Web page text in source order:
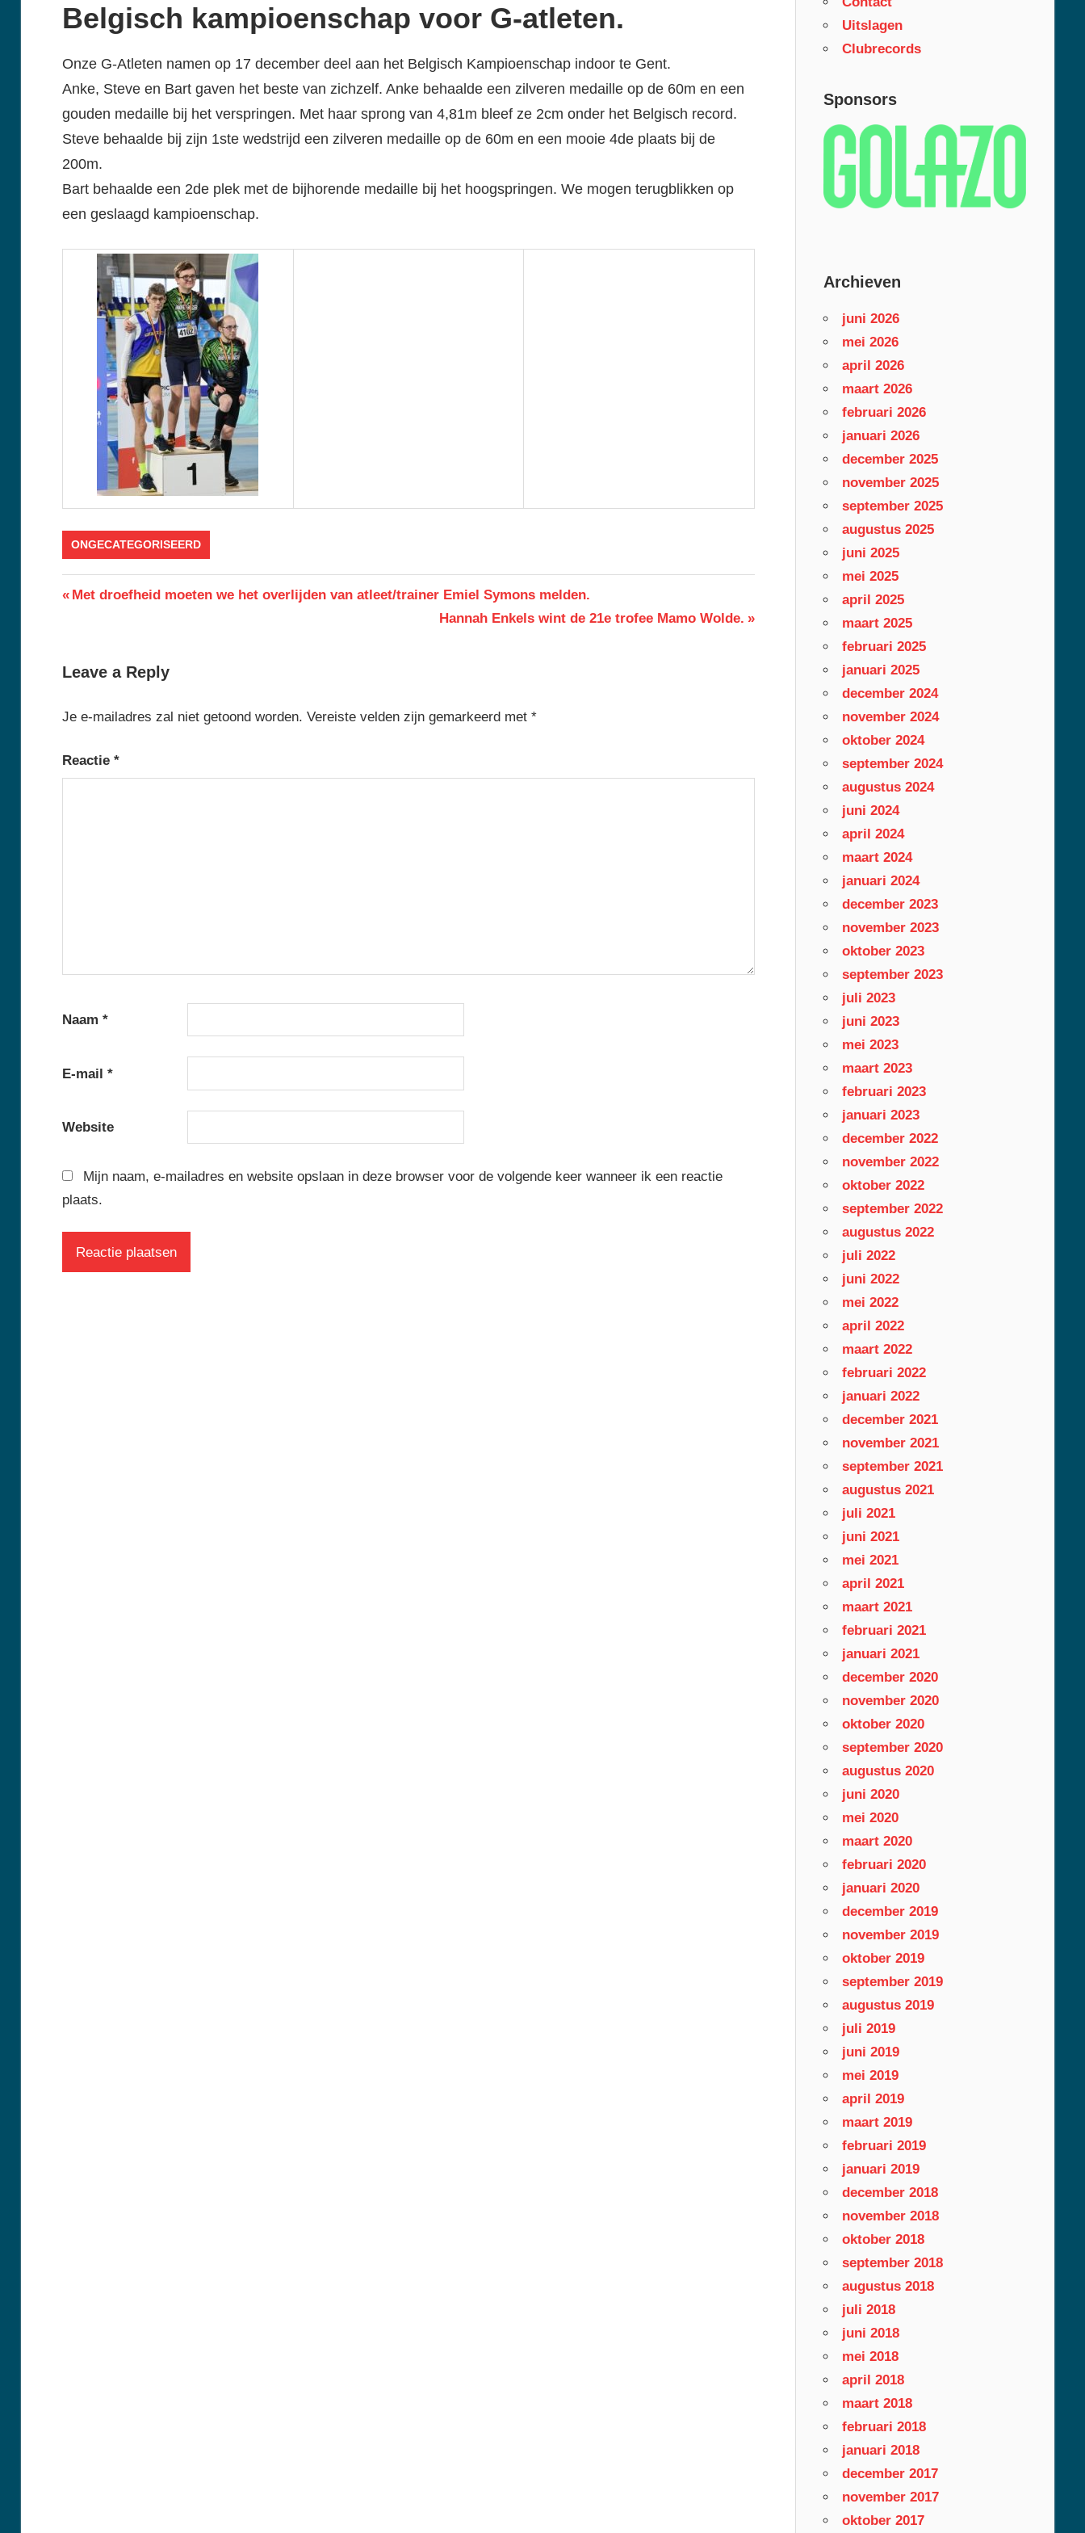
Belgisch kampioenschap voor G-atleten.
Onze G-Atleten namen op 17 december deel aan het Belgisch Kampioenschap indoor te Gent.
Anke, Steve en Bart gaven het beste van zichzelf. Anke behaalde een zilveren medaille op de 60m en een
gouden medaille bij het verspringen. Met haar sprong van 4,81m bleef ze 2cm onder het Belgisch record.
Steve behaalde bij zijn 1ste wedstrijd een zilveren medaille op de 60m en een mooie 4de plaats bij de
200m.
Bart behaalde een 2de plek met de bijhorende medaille bij het hoogspringen. We mogen terugblikken op
een geslaagd kampioenschap.
ONGECATEGORISEERD
Berichtnavigatie
Previous
Met droefheid moeten we het overlijden van atleet/trainer Emiel Symons melden.
Next
Hannah Enkels wint de 21e trofee Mamo Wolde.
Leave a Reply
Je e-mailadres zal niet getoond worden. Vereiste velden zijn gemarkeerd met *
Reactie *
Naam *
E-mail *
Website
Mijn naam, e-mailadres en website opslaan in deze browser voor de volgende keer wanneer ik een reactie
plaats.
Uitslagen
Clubrecords
Sponsors
Archieven
juni 2026
mei 2026
april 2026
maart 2026
februari 2026
januari 2026
december 2025
november 2025
september 2025
augustus 2025
juni 2025
mei 2025
april 2025
maart 2025
februari 2025
januari 2025
december 2024
november 2024
oktober 2024
september 2024
augustus 2024
juni 2024
april 2024
maart 2024
januari 2024
december 2023
november 2023
oktober 2023
september 2023
juli 2023
juni 2023
mei 2023
maart 2023
februari 2023
januari 2023
december 2022
november 2022
oktober 2022
september 2022
augustus 2022
juli 2022
juni 2022
mei 2022
april 2022
maart 2022
februari 2022
januari 2022
december 2021
november 2021
september 2021
augustus 2021
juli 2021
juni 2021
mei 2021
april 2021
maart 2021
februari 2021
januari 2021
december 2020
november 2020
oktober 2020
september 2020
augustus 2020
juni 2020
mei 2020
maart 2020
februari 2020
januari 2020
december 2019
november 2019
oktober 2019
september 2019
augustus 2019
juli 2019
juni 2019
mei 2019
april 2019
maart 2019
februari 2019
januari 2019
december 2018
november 2018
oktober 2018
september 2018
augustus 2018
juli 2018
juni 2018
mei 2018
april 2018
maart 2018
februari 2018
januari 2018
december 2017
november 2017
oktober 2017